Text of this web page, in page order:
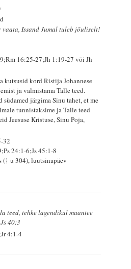
vaata, Issand Jumal tuleb jõuliselt!
16:25-27;Jh 1:19-27 või Jh
kutsusid kord Ristija Johannese
ja valmistama Talle teed.
südamed järgima Sinu tahet, et me
tunnistaksime ja Talle teed
Jeesuse Kristuse, Sinu Poja,
32
24:1-6;Js 45:1-8
(† u 304), luutsinapäev
teed, tehke lagendikul maantee
40:3
4:1-4